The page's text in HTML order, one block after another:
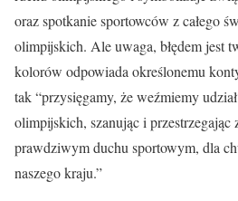
oraz spotkanie sportowców z całego
olimpijskich. Ale uwaga, błędem jest
kolorów odpowiada określonemu
tak “przysięgamy, że weźmiemy
olimpijskich, szanując i przestrzegając
prawdziwym duchu sportowym, dla
naszego kraju.”